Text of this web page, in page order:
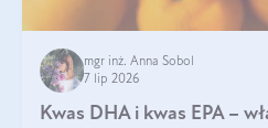
mgr inż. Anna Sobol
7 lip 2026
Kwas DHA i kwas EPA –